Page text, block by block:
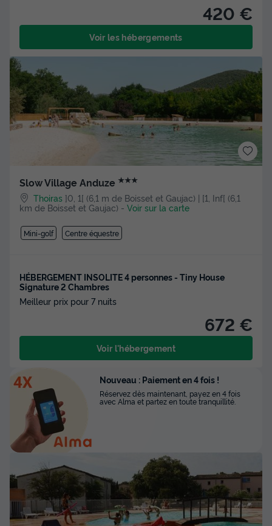
420 €
Voir les hébergements
Slow Village Anduze ★★★
Thoiras ]0, 1[ (6,1 m de Boisset et Gaujac) | [1, Inf[ (6,1
km de Boisset et Gaujac) - Voir sur la carte
Mini-golf Centre équestre
HÉBERGEMENT INSOLITE 4 personnes - Tiny House
Signature 2 Chambres
Meilleur prix pour 7 nuits
672 €
Voir l'hébergement
Nouveau : Paiement en 4 fois !
Réservez dès maintenant, payez en 4 fois
avec Alma et partez en toute tranquillité.